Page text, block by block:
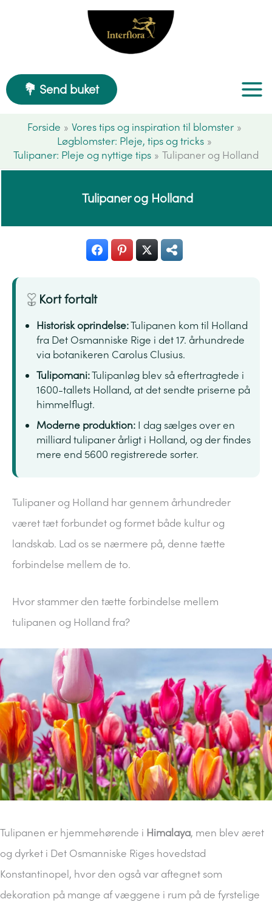
💐 Send buket
Forside
Vores tips og inspiration til blomster
Løgblomster: Pleje, tips og tricks
Tulipaner: Pleje og nyttige tips
Tulipaner og Holland
Tulipaner og Holland
Kort fortalt
Historisk oprindelse:Tulipanen kom til Holland
fra Det Osmanniske Rige i det 17. århundrede
via botanikeren Carolus Clusius.
Tulipomani:Tulipanløg blev så eftertragtede i
1600-tallets Holland, at det sendte priserne på
himmelflugt.
Moderne produktion: I dag sælges over en
milliard tulipaner årligt i Holland, og der findes
mere end 5600 registrerede sorter.
Tulipaner og Holland har gennem århundreder
været tæt forbundet og formet både kultur og
landskab. Lad os se nærmere på, denne tætte
forbindelse mellem de to.
Hvor stammer den tætte forbindelse mellem
tulipanen og Holland fra?
Tulipanen er hjemmehørende i Himalaya, men blev æret
og dyrket i Det Osmanniske Riges hovedstad
Konstantinopel, hvor den også var aftegnet som
dekoration på mange af væggene i rum på de fyrstelige